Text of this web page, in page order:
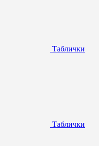
Таблички
Таблички